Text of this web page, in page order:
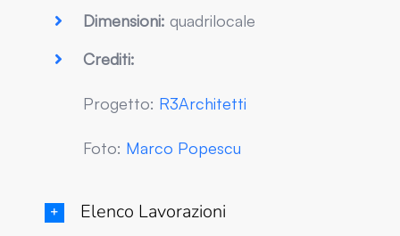
Dimensioni: quadrilocale
Crediti:
Progetto: R3Architetti
Foto: Marco Popescu
Elenco Lavorazioni